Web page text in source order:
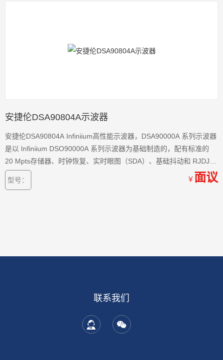
安捷伦DSA90804A示波器
安捷伦DSA90804A Infiniium高性能示波器，DSA90000A 系列示波器
是以 Infiniium DSO90000A 系列示波器为基础制造的，配有标准的
20 Mpts存储器、时钟恢复、实时眼图（SDA）、基础抖动和 RJDJ
隔离（EZJIT+）、带宽降噪软件，为您调试很复杂的信号提供很好工
具。安捷伦DSA90804A示波器
型号： ￥ 面议
联系我们